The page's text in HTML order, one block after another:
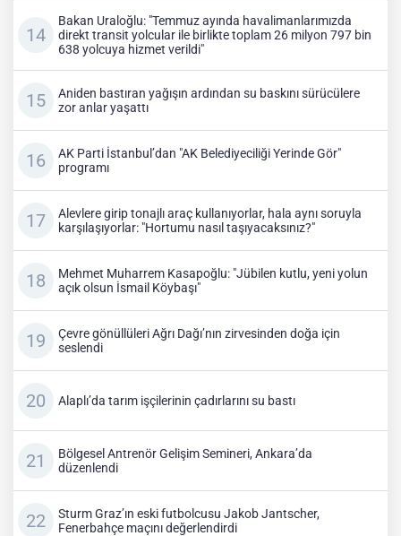
Bakan Uraloğlu: "Temmuz ayında havalimanlarımızda
direkt transit yolcular ile birlikte toplam 26 milyon 797 bin
638 yolcuya hizmet verildi"
Aniden bastıran yağışın ardından su baskını sürücülere
zor anlar yaşattı
AK Parti İstanbul’dan "AK Belediyeciliği Yerinde Gör"
programı
Alevlere girip tonajlı araç kullanıyorlar, hala aynı soruyla
karşılaşıyorlar: "Hortumu nasıl taşıyacaksınız?"
Mehmet Muharrem Kasapoğlu: "Jübilen kutlu, yeni yolun
açık olsun İsmail Köybaşı"
Çevre gönüllüleri Ağrı Dağı’nın zirvesinden doğa için
seslendi
Alaplı’da tarım işçilerinin çadırlarını su bastı
Bölgesel Antrenör Gelişim Semineri, Ankara’da
düzenlendi
Sturm Graz’ın eski futbolcusu Jakob Jantscher,
Fenerbahçe maçını değerlendirdi